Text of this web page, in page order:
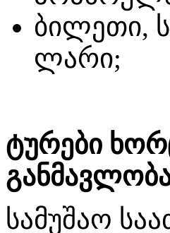
ბილეთი,
ლარი;
ტურები
სამუშაო